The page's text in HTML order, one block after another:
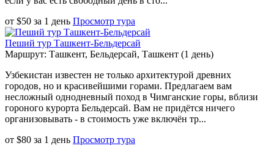
от $50 за 1 день Просмотр тура
Пеший тур Ташкент-Бельдерсай
Маршрут: Ташкент, Бельдерсай, Ташкент (1 день)
Узбекистан известен не только архитектурой древних
городов, но и красивейшими горами. Предлагаем вам
несложный однодневный поход в Чимганские горы, вблизи
гороного курорта Бельдерсай. Вам не придётся ничего
организовывать - в стоимость уже включён тр...
от $80 за 1 день Просмотр тура